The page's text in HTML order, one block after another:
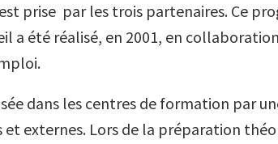
prise par les trois partenaires. Ce
a été réalisé, en 2001, en
dans les centres de formation par
et externes. Lors de la préparation